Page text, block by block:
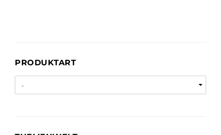
PRODUKTART
PRODUKTART